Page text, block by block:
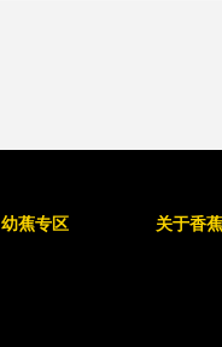
幼蕉专区 关于香蕉